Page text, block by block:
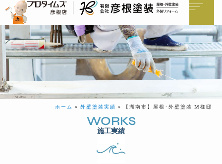
ホーム » 外壁塗装実績 » 【湖南市】屋根･外壁塗装 M様邸
WORKS
施工実績